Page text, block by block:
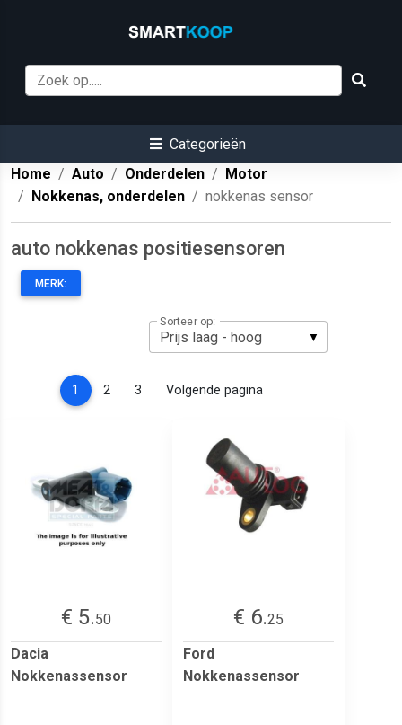
Categorieën
Home
Auto Onderdelen
Motor
Nokkenas, onderdelen
nokkenas sensor
auto nokkenas positiesensoren
MERK:
Sorteer op:
1 (current)
2 3 Volgende pagina
€ 5.50
Dacia
Nokkenassensor
€ 6.25
Ford
Nokkenassensor